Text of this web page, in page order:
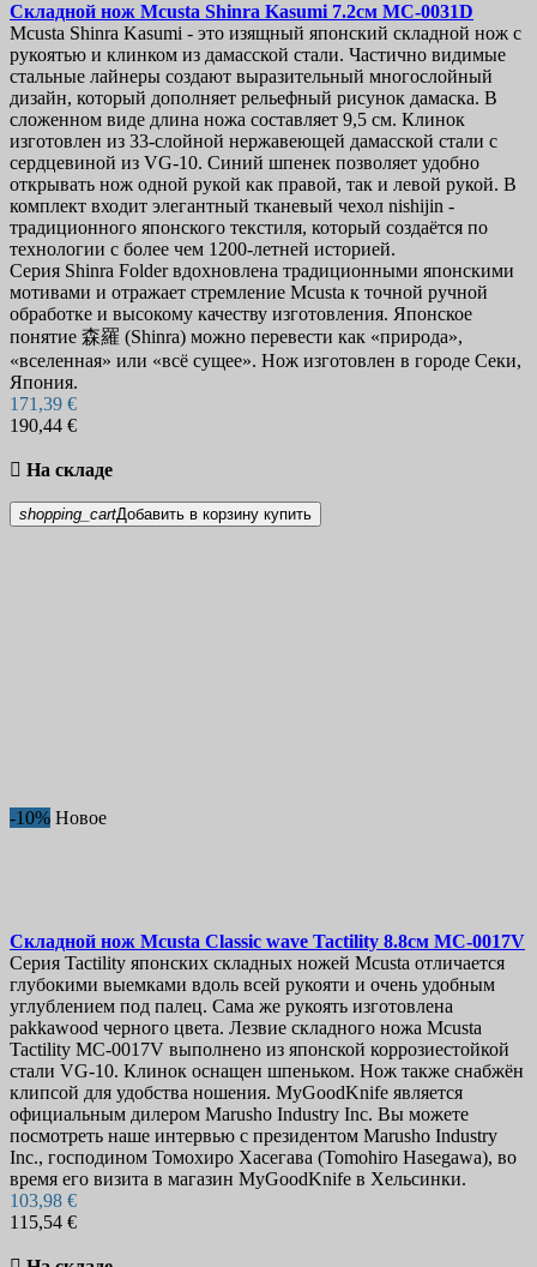
Складной нож Mcusta Shinra Kasumi 7.2см MC-0031D
Mcusta Shinra Kasumi - это изящный японский складной нож с
рукоятью и клинком из дамасской стали. Частично видимые
стальные лайнеры создают выразительный многослойный
дизайн, который дополняет рельефный рисунок дамаска. В
сложенном виде длина ножа составляет 9,5 см. Клинок
изготовлен из 33-слойной нержавеющей дамасской стали с
сердцевиной из VG-10. Синий шпенек позволяет удобно
открывать нож одной рукой как правой, так и левой рукой. В
комплект входит элегантный тканевый чехол nishijin -
традиционного японского текстиля, который создаётся по
технологии с более чем 1200-летней историей.
Серия Shinra Folder вдохновлена традиционными японскими
мотивами и отражает стремление Mcusta к точной ручной
обработке и высокому качеству изготовления. Японское
понятие 森羅 (Shinra) можно перевести как «природа»,
«вселенная» или «всё сущее». Нож изготовлен в городе Секи,
Япония.
171,39 €
190,44 €
 На складе
shopping_cartДобавить в корзину купить
-10% Новое
Складной нож Mcusta Classic wave Tactility 8.8см MC-0017V
Серия Tactility японских складных ножей Mcusta отличается
глубокими выемками вдоль всей рукояти и очень удобным
углублением под палец. Сама же рукоять изготовлена
pakkawood черного цвета. Лезвие складного ножа Mcusta
Tactility MC-0017V выполнено из японской коррозиестойкой
стали VG-10. Клинок оснащен шпеньком. Нож также снабжён
клипсой для удобства ношения. MyGoodKnife является
официальным дилером Marusho Industry Inc. Вы можете
посмотреть наше интервью с президентом Marusho Industry
Inc., господином Томохиро Хасегава (Tomohiro Hasegawa), во
время его визита в магазин MyGoodKnife в Хельсинки.
103,98 €
115,54 €